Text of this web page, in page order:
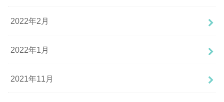
2022年2月
2022年1月
2021年11月